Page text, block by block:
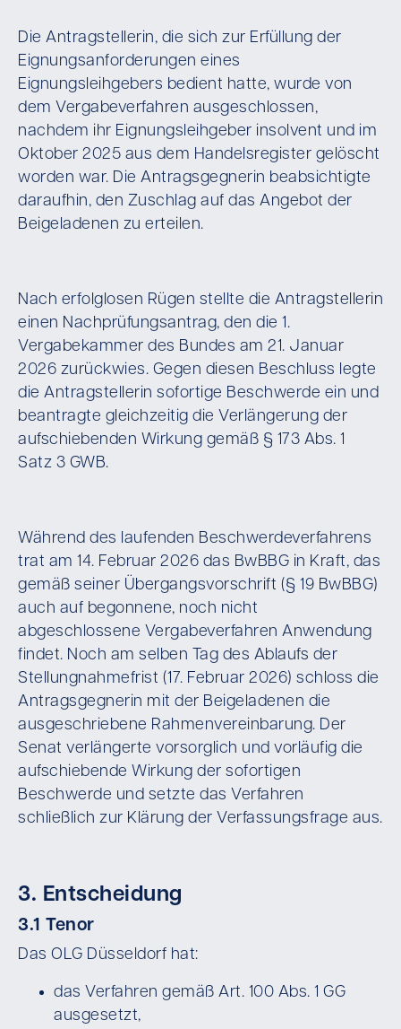
Die Antragstellerin, die sich zur Erfüllung der
Eignungsanforderungen eines
Eignungsleihgebers bedient hatte, wurde von
dem Vergabeverfahren ausgeschlossen,
nachdem ihr Eignungsleihgeber insolvent und im
Oktober 2025 aus dem Handelsregister gelöscht
worden war. Die Antragsgegnerin beabsichtigte
daraufhin, den Zuschlag auf das Angebot der
Beigeladenen zu erteilen.
Nach erfolglosen Rügen stellte die Antragstellerin
einen Nachprüfungsantrag, den die 1.
Vergabekammer des Bundes am 21. Januar
2026 zurückwies. Gegen diesen Beschluss legte
die Antragstellerin sofortige Beschwerde ein und
beantragte gleichzeitig die Verlängerung der
aufschiebenden Wirkung gemäß § 173 Abs. 1
Satz 3 GWB.
Während des laufenden Beschwerdeverfahrens
trat am 14. Februar 2026 das BwBBG in Kraft, das
gemäß seiner Übergangsvorschrift (§ 19 BwBBG)
auch auf begonnene, noch nicht
abgeschlossene Vergabeverfahren Anwendung
findet. Noch am selben Tag des Ablaufs der
Stellungnahmefrist (17. Februar 2026) schloss die
Antragsgegnerin mit der Beigeladenen die
ausgeschriebene Rahmenvereinbarung. Der
Senat verlängerte vorsorglich und vorläufig die
aufschiebende Wirkung der sofortigen
Beschwerde und setzte das Verfahren
schließlich zur Klärung der Verfassungsfrage aus.
3. Entscheidung
3.1 Tenor
Das OLG Düsseldorf hat:
das Verfahren gemäß Art. 100 Abs. 1 GG
ausgesetzt,